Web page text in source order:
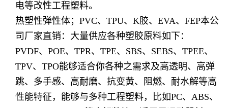
电等改性工程塑料。
热塑性弹性体；PVC、TPU、K胶、EVA、FEP本公
司厂家直销：大量供应各种塑胶原料如下：
PVDF、POE、TPR、TPE、SBS、SEBS、TPEE、
TPV、TPO能够适合你各种之需求及高透明、高弹
跳、多手感、高耐磨、抗变黄、阻燃、耐水解等高
性能特征，能够与多种工程塑料，比如PC、ABS、